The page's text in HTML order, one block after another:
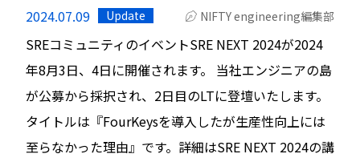
2024.07.09 Update NIFTY engineering編集部
SREコミュニティのイベントSRE NEXT 2024が2024
年8月3日、4日に開催されます。 当社エンジニアの島
が公募から採択され、2日目のLTに登壇いたします。
タイトルは『FourKeysを導入したが生産性向上には
至らなかった理由』です。詳細はSRE NEXT 2024の講